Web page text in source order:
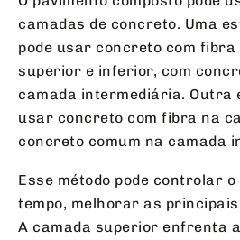
camadas de concreto. Uma
pode usar concreto com fibra
superior e inferior, com
camada intermediária. Outra
usar concreto com fibra na
concreto comum na camada
Esse método pode controlar
tempo, melhorar as
A camada superior enfrenta